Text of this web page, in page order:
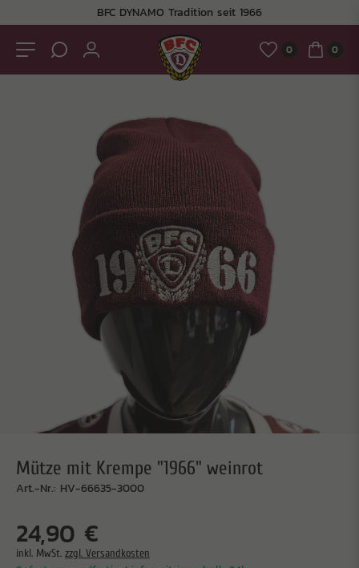
BFC DYNAMO Tradition seit 1966
0 0
Mütze mit Krempe "1966" weinrot
Art.-Nr.: HV-66635-3000
24,90 €
inkl. MwSt. zzgl. Versandkosten